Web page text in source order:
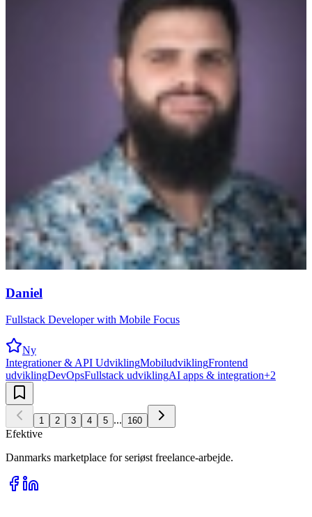
Daniel
Fullstack Developer with Mobile Focus
Ny
Integrationer & API UdviklingMobiludviklingFrontend
udviklingDevOpsFullstack udviklingAI apps & integration+2
1 2 3 4 5 ... 160
Efektive
Danmarks marketplace for seriøst freelance-arbejde.